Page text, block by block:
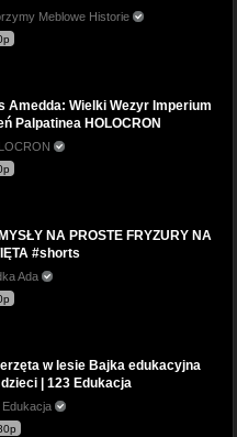
Meblowe Historie
Amedda: Wielki Wezyr Imperium
Palpatinea HOLOCRON
NA PROSTE FRYZURY NA
#shorts
Ada
w lesie Bajka edukacyjna
| 123 Edukacja
Edukacja